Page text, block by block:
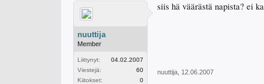
nuuttija
Member
Liittynyt:
04.02.2007
Viestejä:
60
Kiitokset:
0
siis hä väärästä napista? ei
nuuttija 12.06.2007